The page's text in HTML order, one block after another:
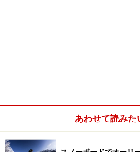
が、ケーブルは見た目ほど弱くはな
ライディング中に突然ケーブルが切
あわせて読みた